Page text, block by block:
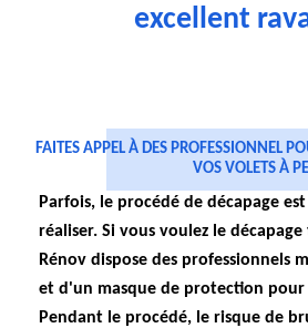
excellent
FAITES APPEL À DES PROFESSIONNEL
VOS VOLETS À
Parfois, le procédé de décapage
réaliser. Si vous voulez le
Rénov dispose des professionnels
et d'un masque de protection pour
Pendant le procédé, le risque de